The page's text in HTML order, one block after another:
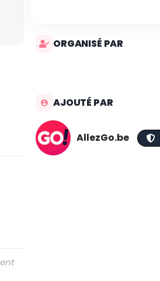
ORGANISÉ PAR
AJOUTÉ PAR
AllezGo.be